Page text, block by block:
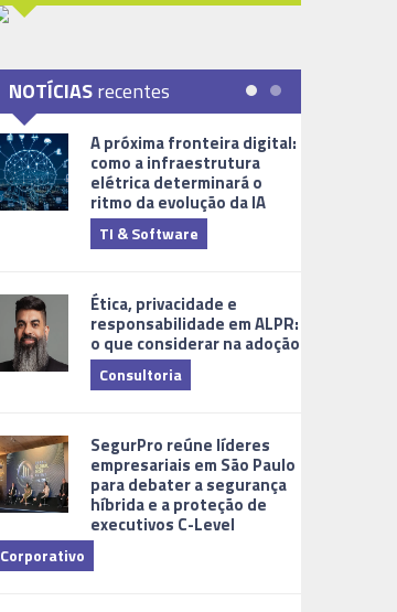
NOTÍCIASrecentes
A próxima fronteira digital:
como a infraestrutura
elétrica determinará o
ritmo da evolução da IA
TI & Software
Ética, privacidade e
responsabilidade em ALPR:
o que considerar na adoção
Consultoria
SegurPro reúne líderes
empresariais em São Paulo
para debater a segurança
híbrida e a proteção de
executivos C-Level
Corporativo